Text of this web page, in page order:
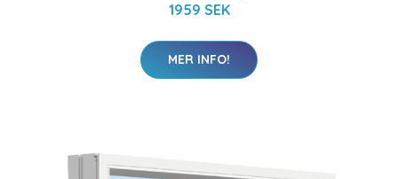
1959 SEK
MER INFO!